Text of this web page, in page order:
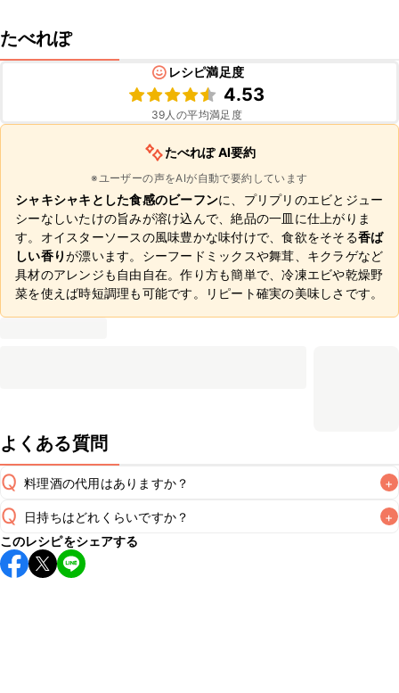
たべれぽ
レシピ満足度
4.53
39人の平均満足度
たべれぽ AI要約
※ユーザーの声をAIが自動で要約しています
シャキシャキとした食感のビーフンに、プリプリのエビとジュー
シーなしいたけの旨みが溶け込んで、絶品の一皿に仕上がりま
す。オイスターソースの風味豊かな味付けで、食欲をそそる香ば
しい香りが漂います。シーフードミックスや舞茸、キクラゲなど
具材のアレンジも自由自在。作り方も簡単で、冷凍エビや乾燥野
菜を使えば時短調理も可能です。リピート確実の美味しさです。
よくある質問
Q 料理酒の代用はありますか？ +
A
Q 日持ちはどれくらいですか？ +
保存期間は冷蔵で翌日中が目安です。なるべくお早めにお召
し上がりください。
このレシピをシェアする